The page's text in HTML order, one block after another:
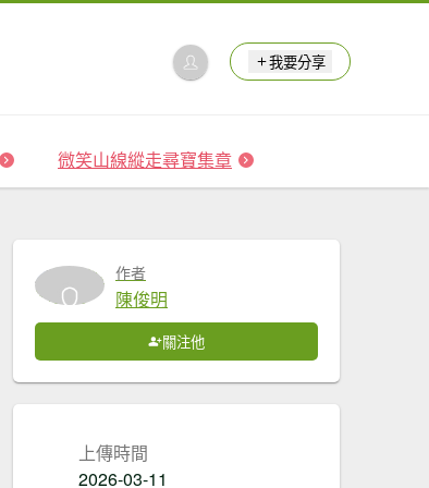
我要分享
微笑山線縱走尋寶集章
作者
陳俊明
關注他
上傳時間
2026-03-11